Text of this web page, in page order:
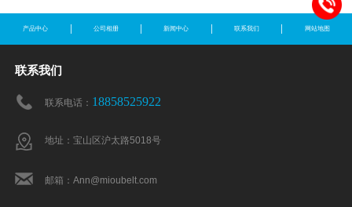
产品中心 公司相册 新闻中心 联系我们 网站地图
联系我们
联系电话： 18858525922
地址：宝山区沪太路5018号
邮箱：Ann@mioubelt.com